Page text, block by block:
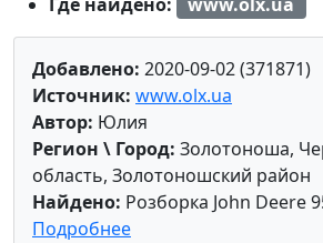
Добавлено: 2020-09-02 (371871)
Источник: www.olx.ua
Автор: Юлия
Регион \ Город: Золотоноша,
область, Золотоношский район
Найдено: Розборка John Deere
Подробнее